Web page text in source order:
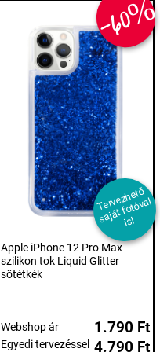
-
T
er
v
e
z
h
et
ő
s
aj
át f
ot
ó
v
al
i
s!
Apple iPhone 12 Pro Max
szilikon tok Liquid Glitter
sötétkék
Webshop ár 1.790 Ft
Egyedi tervezéssel 4.790 Ft